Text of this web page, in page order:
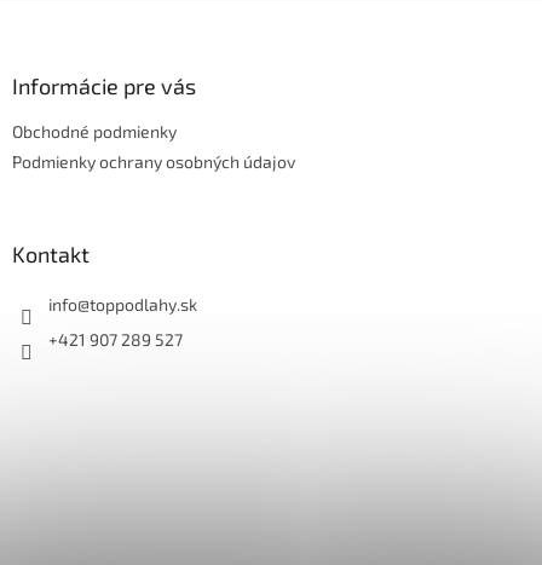
Informácie pre vás
Obchodné podmienky
Podmienky ochrany osobných údajov
Kontakt
info@toppodlahy.sk
+421 907 289 527